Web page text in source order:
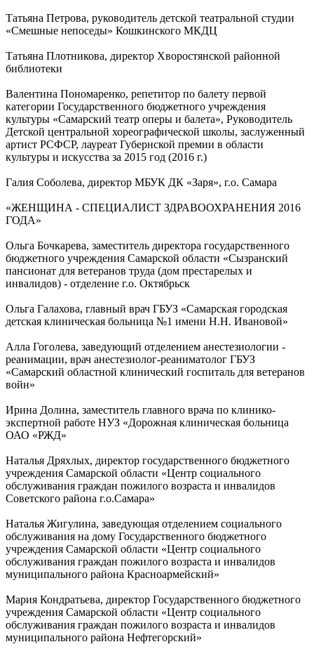
Татьяна Петрова, руководитель детской театральной студии
«Смешные непоседы» Кошкинского МКДЦ
Татьяна Плотникова, директор Хворостянской районной
библиотеки
Валентина Пономаренко, репетитор по балету первой
категории Государственного бюджетного учреждения
культуры «Самарский театр оперы и балета», Руководитель
Детской центральной хореографической школы, заслуженный
артист РСФСР, лауреат Губернской премии в области
культуры и искусства за 2015 год (2016 г.)
Галия Соболева, директор МБУК ДК «Заря», г.о. Самара
«ЖЕНЩИНА - СПЕЦИАЛИСТ ЗДРАВООХРАНЕНИЯ 2016
ГОДА»
Ольга Бочкарева, заместитель директора государственного
бюджетного учреждения Самарской области «Сызранский
пансионат для ветеранов труда (дом престарелых и
инвалидов) - отделение г.о. Октябрьск
Ольга Галахова, главный врач ГБУЗ «Самарская городская
детская клиническая больница №1 имени Н.Н. Ивановой»
Алла Гоголева, заведующий отделением анестезиологии -
реанимации, врач анестезиолог-реаниматолог ГБУЗ
«Самарский областной клинический госпиталь для ветеранов
войн»
Ирина Долина, заместитель главного врача по клинико-
экспертной работе НУЗ «Дорожная клиническая больница
ОАО «РЖД»
Наталья Дряхлых, директор государственного бюджетного
учреждения Самарской области «Центр социального
обслуживания граждан пожилого возраста и инвалидов
Советского района г.о.Самара»
Наталья Жигулина, заведующая отделением социального
обслуживания на дому Государственного бюджетного
учреждения Самарской области «Центр социального
обслуживания граждан пожилого возраста и инвалидов
муниципального района Красноармейский»
Мария Кондратьева, директор Государственного бюджетного
учреждения Самарской области «Центр социального
обслуживания граждан пожилого возраста и инвалидов
муниципального района Нефтегорский»